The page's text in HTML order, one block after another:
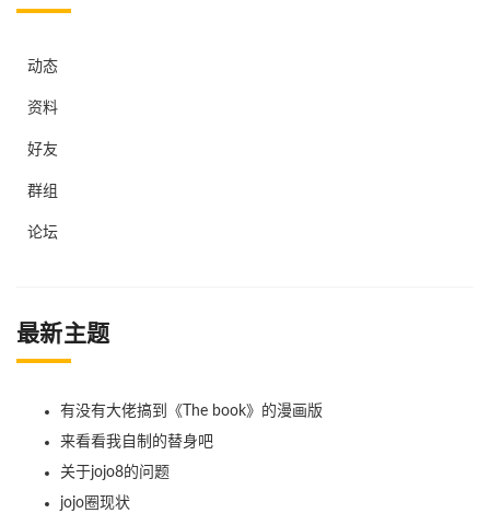
动态
资料
好友
群组
论坛
最新主题
有没有大佬搞到《The book》的漫画版
来看看我自制的替身吧
关于jojo8的问题
jojo圈现状